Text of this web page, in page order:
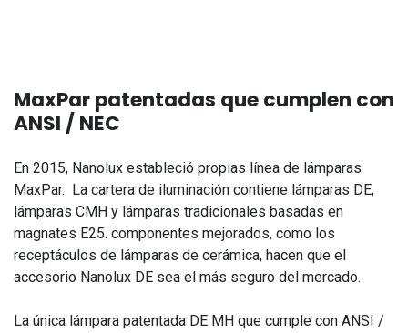
MaxPar patentadas que cumplen con
ANSI / NEC
En 2015, Nanolux estableció propias línea de lámparas
MaxPar. La cartera de iluminación contiene lámparas DE,
lámparas CMH y lámparas tradicionales basadas en
magnates E25. componentes mejorados, como los
receptáculos de lámparas de cerámica, hacen que el
accesorio Nanolux DE sea el más seguro del mercado.
La única lámpara patentada DE MH que cumple con ANSI /